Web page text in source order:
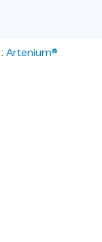
Artenium®